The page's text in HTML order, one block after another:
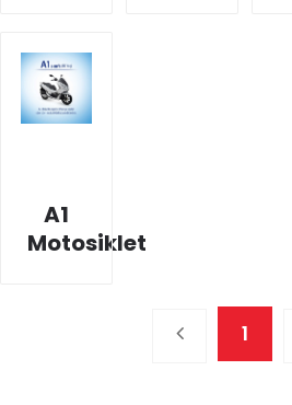
A1
Motosiklet
1